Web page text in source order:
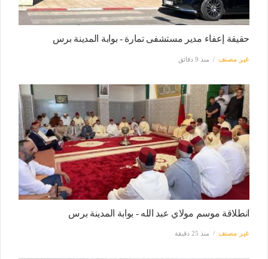
حقيقة إعفاء مدير مستشفى تمارة - بوابة المدينة برس
غير مصنف منذ 9 دقائق
انطلاقة موسم مولاي عبد الله - بوابة المدينة برس
غير مصنف منذ 25 دقيقة